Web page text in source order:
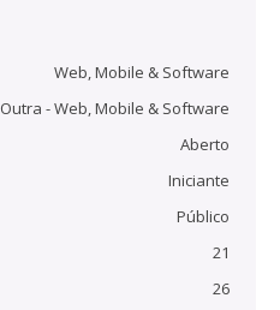
Web, Mobile & Software
Outra - Web, Mobile & Software
Aberto
Iniciante
Público
21
26